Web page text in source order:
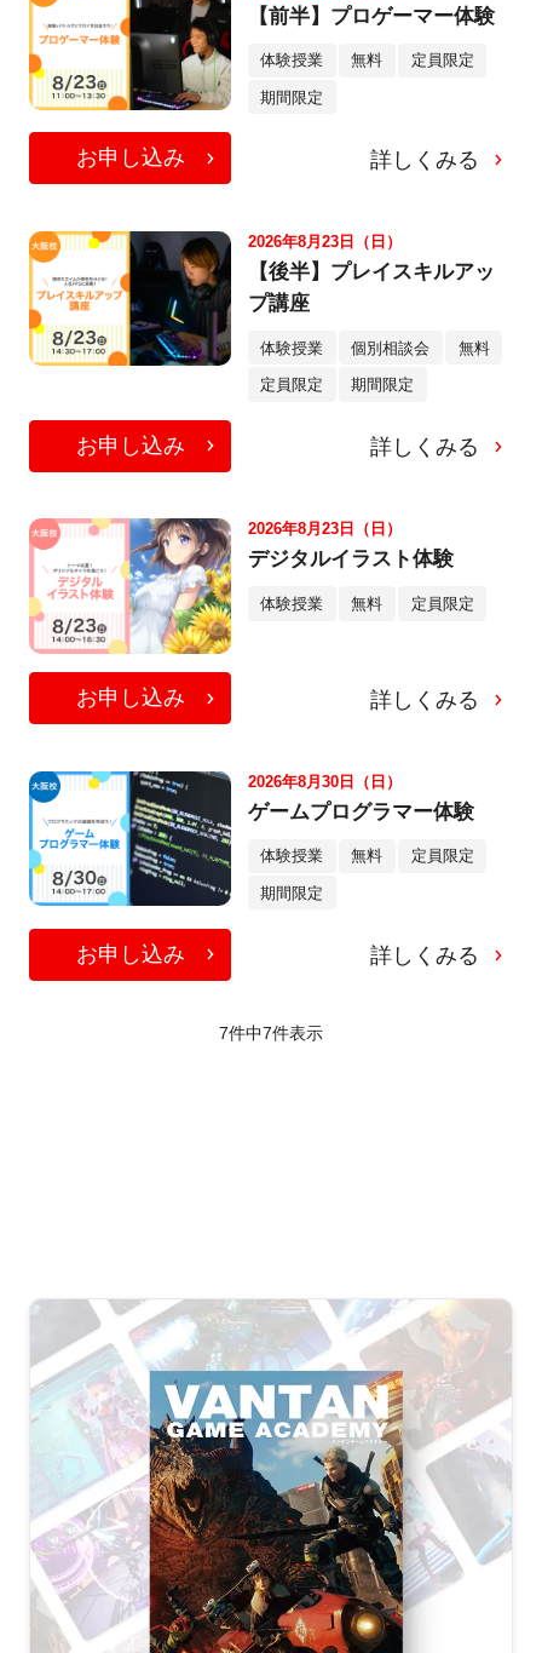
【前半】プロゲーマー体験
体験授業 無料 定員限定
期間限定
お申し込み 詳しくみる
2026年8月23日（日）
【後半】プレイスキルアッ
プ講座
体験授業 個別相談会 無料
定員限定 期間限定
お申し込み 詳しくみる
2026年8月23日（日）
デジタルイラスト体験
体験授業 無料 定員限定
お申し込み 詳しくみる
2026年8月30日（日）
ゲームプログラマー体験
体験授業 無料 定員限定
期間限定
お申し込み 詳しくみる
7件中7件表示